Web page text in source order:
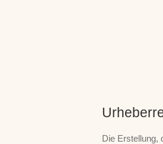
Die Erstellung,